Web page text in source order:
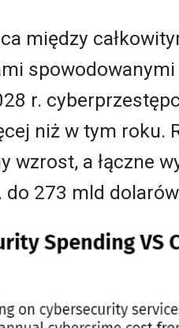
między
r.
niż w tym roku.
wzrost, a łączne
273 mld